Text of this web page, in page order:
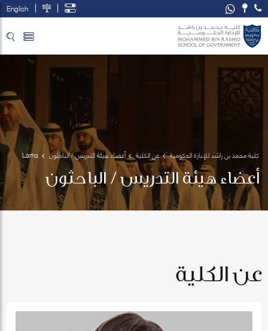
English
كلية محمد بن راشد للإدارة الحكومية عن الكلية أعضاء هيئة التدريس / الباحثون
Zakzak
أعضاء هيئة التدريس / الباحثون
عن الكلية